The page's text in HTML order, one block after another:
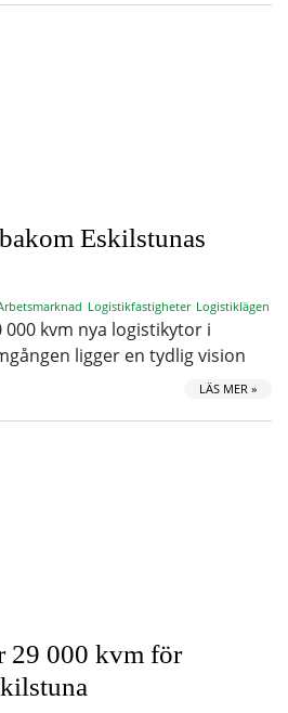
Eskilstunas
Logistikfastigheter Logistiklägen
000 kvm nya logistikytor i
ligger en tydlig vision
LÄS MER »
29 000 kvm för